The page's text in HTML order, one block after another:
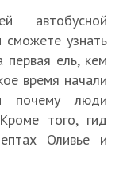
автобусной
сможете узнать
ель, кем
время начали
почему люди
того, гид
Оливье и